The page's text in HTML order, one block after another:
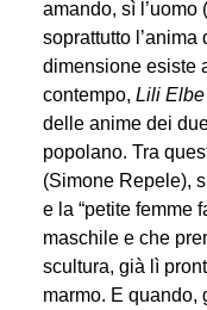
amando, sì l’uomo
soprattutto l’anima
dimensione esiste
contempo, Lili
delle anime dei
popolano. Tra
(Simone Repele),
e la “petite femme
maschile e che
scultura, già lì
marmo. E quando,